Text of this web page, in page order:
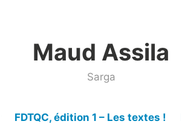
Maud Assila
Sarga
FDTQC, édition 1 – Les textes !